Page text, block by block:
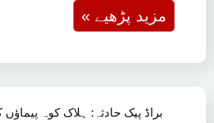
« مزید پڑھیے